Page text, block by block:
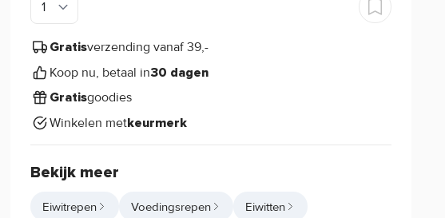
Gratisverzending vanaf 39,-
Koop nu, betaal in30 dagen
Gratisgoodies
Winkelen metkeurmerk
Bekijk meer
Eiwitrepen Voedingsrepen Eiwitten